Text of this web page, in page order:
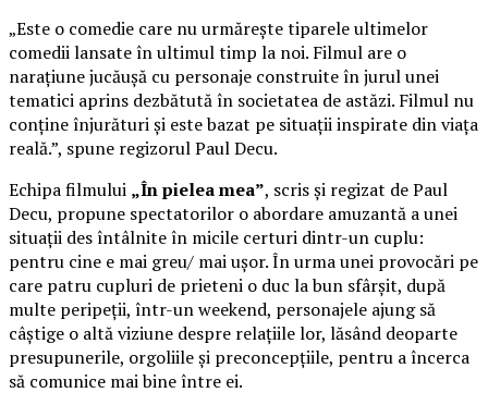
„Este o comedie care nu urmărește tiparele ultimelor
comedii lansate în ultimul timp la noi. Filmul are o
narațiune jucăușă cu personaje construite în jurul unei
tematici aprins dezbătută în societatea de astăzi. Filmul nu
conține înjurături și este bazat pe situații inspirate din viața
reală.”, spune regizorul Paul Decu.
Echipa filmului „În pielea mea”, scris și regizat de Paul
Decu, propune spectatorilor o abordare amuzantă a unei
situații des întâlnite în micile certuri dintr-un cuplu:
pentru cine e mai greu/ mai ușor. În urma unei provocări pe
care patru cupluri de prieteni o duc la bun sfârșit, după
multe peripeții, într-un weekend, personajele ajung să
câștige o altă viziune despre relațiile lor, lăsând deoparte
presupunerile, orgoliile și preconcepțiile, pentru a încerca
să comunice mai bine între ei.